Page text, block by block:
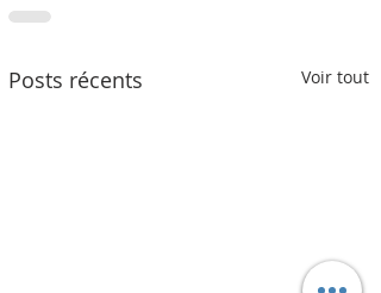
Posts récents Voir tout